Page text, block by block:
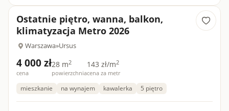
Ostatnie piętro, wanna, balkon,
klimatyzacja Metro 2026
Warszawa»Ursus
4 000 zł
cena
28 m2
powierzchnia
143 zł/m2
cena za metr
mieszkanie na wynajem kawalerka 5 piętro